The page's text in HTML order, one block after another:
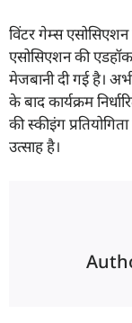
विंटर गेम्स
एसोसिएशन की
मेजबानी दी गई है।
के बाद कार्यक्रम
की स्कीइंग
उत्साह है।